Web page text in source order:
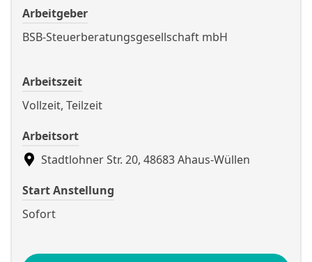
Arbeitgeber
BSB-Steuerberatungsgesellschaft mbH
Arbeitszeit
Vollzeit, Teilzeit
Arbeitsort
Stadtlohner Str. 20, 48683 Ahaus-Wüllen
Start Anstellung
Sofort